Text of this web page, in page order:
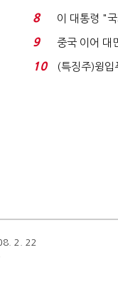
빈 매대 채우
8
이 대통령 "
적극적 조사
9
중국 이어 대
국전쟁’
10
(특징주)윙입
2. 22